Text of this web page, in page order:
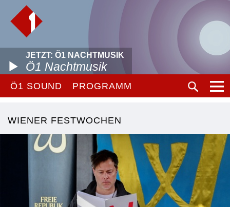
JETZT: Ö1 NACHTMUSIK
Ö1 Nachtmusik
Ö1 SOUND PROGRAMM
WIENER FESTWOCHEN